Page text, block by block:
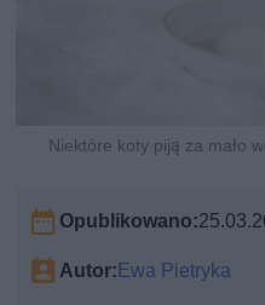
Niektóre koty piją za mało
Opublikowano:
Autor:Ewa Pietryka